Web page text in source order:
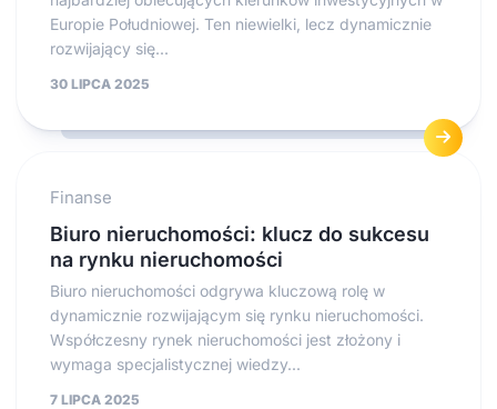
Europie Południowej. Ten niewielki, lecz dynamicznie
rozwijający się...
30 LIPCA 2025
Finanse
Biuro nieruchomości: klucz do sukcesu
na rynku nieruchomości
Biuro nieruchomości odgrywa kluczową rolę w
dynamicznie rozwijającym się rynku nieruchomości.
Współczesny rynek nieruchomości jest złożony i
wymaga specjalistycznej wiedzy...
7 LIPCA 2025